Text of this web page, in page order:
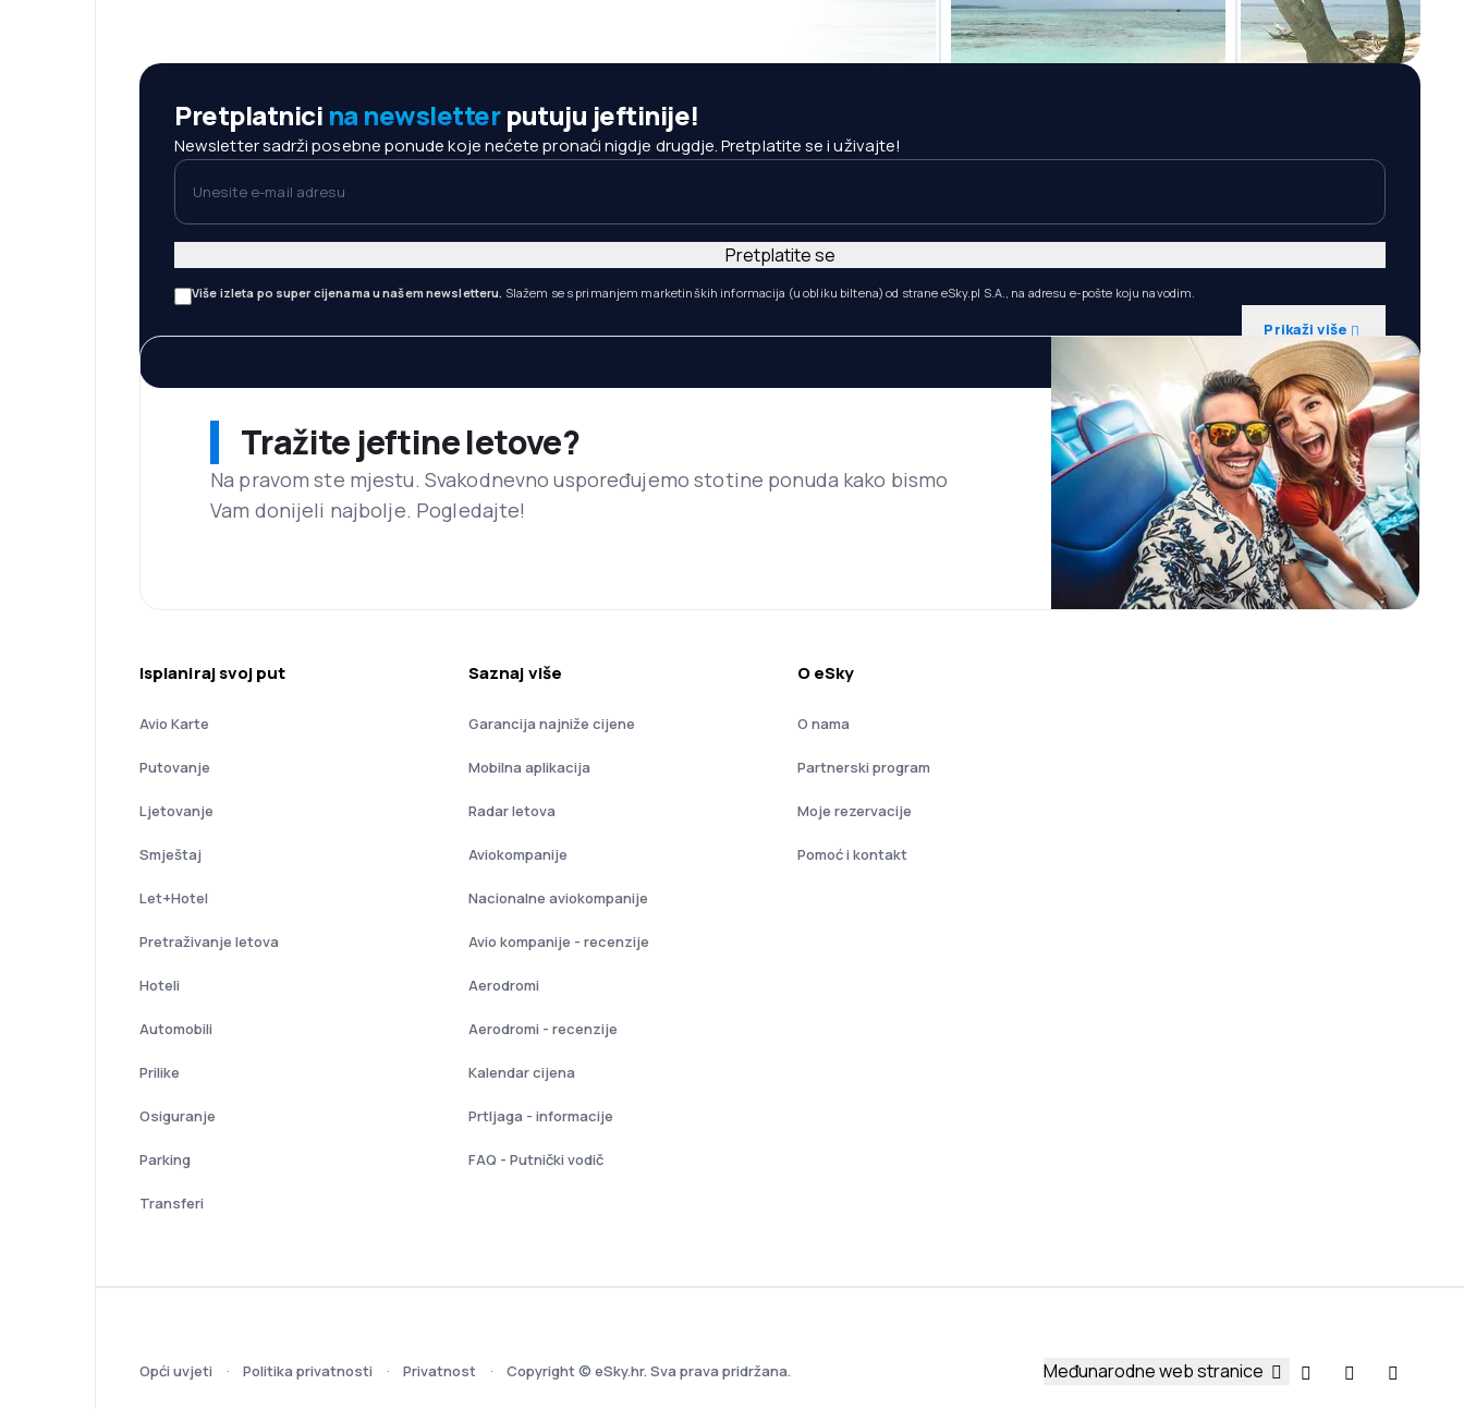
Pretplatnici na newsletterputuju jeftinije!
Newsletter sadrži posebne ponude koje nećete pronaći nigdje drugdje. Pretplatite se i uživajte!
Unesite e-mail adresu
Više izleta po super cijenama u našem newsletteru. Slažem se s primanjem marketinških informacija (u obliku biltena) od strane eSky.pl S.A., na adresu e-pošte koju navodim.
Prikaži više
Pretplatite se
Tražite jeftine letove?
Na pravom ste mjestu. Svakodnevno uspoređujemo stotine ponuda kako bismo
Vam donijeli najbolje. Pogledajte!
Isplaniraj svoj put
Avio Karte
Putovanje
Ljetovanje
Smještaj
Let+Hotel
Pretraživanje letova
Hoteli
Automobili
Prilike
Osiguranje
Parking
Transferi
Saznaj više
Garancija najniže cijene
Mobilna aplikacija
Radar letova
Aviokompanije
Nacionalne aviokompanije
Avio kompanije - recenzije
Aerodromi
Aerodromi - recenzije
Kalendar cijena
Prtljaga - informacije
FAQ - Putnički vodič
O eSky
O nama
Partnerski program
Moje rezervacije
Pomoć i kontakt
Opći uvjeti Politika privatnosti Privatnost Copyright © eSky.hr. Sva prava pridržana. Međunarodne web stranice